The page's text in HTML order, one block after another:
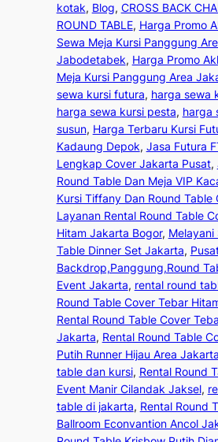
kotak, Blog, CROSS BACK
ROUND TABLE, Harga Promo
Sewa Meja Kursi Panggung
Jabodetabek, Harga Promo
Meja Kursi Panggung Area
sewa kursi futura, harga sewa
harga sewa kursi pesta, harga
susun, Harga Terbaru Kursi
Kadaung Depok, Jasa Futura
Lengkap Cover Jakarta Pusat,
Round Table Dan Meja VIP
Kursi Tiffany Dan Round Table
Layanan Rental Round Table
Hitam Jakarta Bogor, Melayani
Table Dinner Set Jakarta,
Backdrop,Panggung,Round
Event Jakarta, rental round
Round Table Cover Tebar
Rental Round Table Cover
Jakarta, Rental Round Table
Putih Runner Hijau Area Jakarta
table dan kursi, Rental Round
Event Manir Cilandak Jaksel,
table di jakarta, Rental Round
Ballroom Econvantion Ancol